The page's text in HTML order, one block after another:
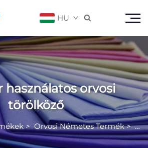
HU 
használatos orvosi
törölköző
> Orvosi Németes Termék>